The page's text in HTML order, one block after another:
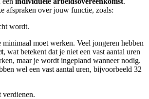
afspraken over jouw functie, zoals:
wordt.
minimaal moet werken. Veel jongeren hebben
, wat betekent dat je niet een vast aantal uren
maar je wordt ingepland wanneer nodig.
wel een vast aantal uren, bijvoorbeeld 32
verdienen.